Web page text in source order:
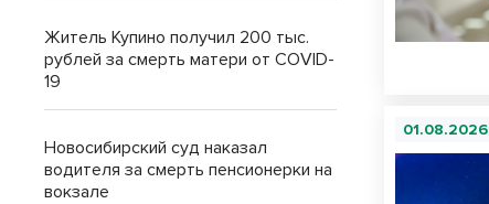
01.08.2026
Житель Купино получил 200 тыс.
рублей за смерть матери от COVID-
19
Новосибирский суд наказал
водителя за смерть пенсионерки на
вокзале